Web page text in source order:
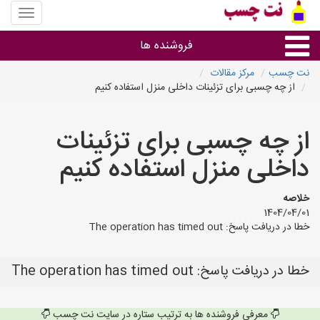
منوی
سایت
چسب
فروشنده ها
گروه ها
استان ها
نت چسب
مرکز مقالات
از چه چسبی برای تزئینات داخلی منزل استفاده کنیم
از چه چسبی برای تزئینات
داخلی منزل استفاده کنیم
خلاصه
1404/04/01
خطا در دریافت پاسخ: The operation has timed out
خطا در دریافت پاسخ: The operation has timed out
معرفی فروشنده ها به ترتیب ستاره در سایت نت چسب